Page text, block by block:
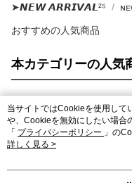
➤𝙉𝙀𝙒 𝘼𝙍𝙍𝙄𝙑𝘼𝙇²⁵
おすすめの人気商品
本カテゴリーの人気
人気タグ
当サイトではCookieを使用して
や、Cookieを無効にしたい場合
「 プライバシーポリシー 」の
が、当サイトを引き続き使用さ
詳しく見る >